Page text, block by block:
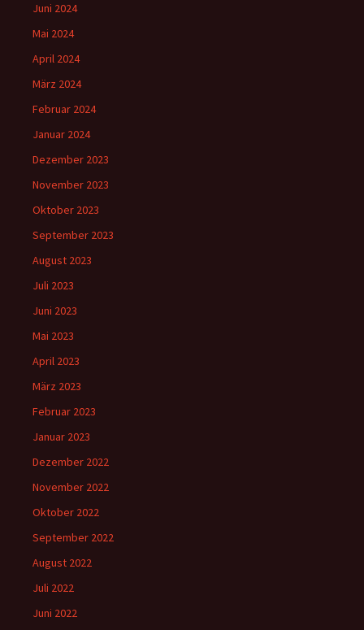
Juni 2024
Mai 2024
April 2024
März 2024
Februar 2024
Januar 2024
Dezember 2023
November 2023
Oktober 2023
September 2023
August 2023
Juli 2023
Juni 2023
Mai 2023
April 2023
März 2023
Februar 2023
Januar 2023
Dezember 2022
November 2022
Oktober 2022
September 2022
August 2022
Juli 2022
Juni 2022